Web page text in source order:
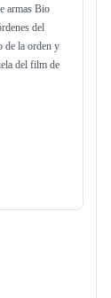
armas Bio
del
de la orden y
del film de